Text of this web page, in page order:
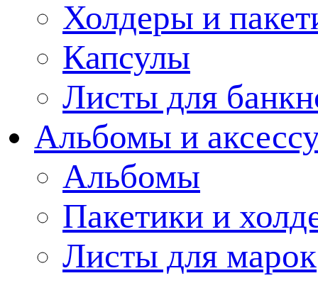
Холдеры и
Капсулы
Листы для
Альбомы и
Альбомы
Пакетики и
Листы для марок